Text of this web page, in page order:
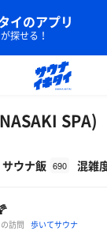
イのアプリ
探せる！
SPA)
サウナ飯 690 混雑
訪問 歩いてサウナ